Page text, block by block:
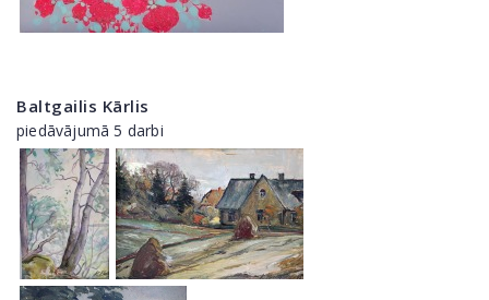
Baltgailis Kārlis
piedāvājumā 5 darbi